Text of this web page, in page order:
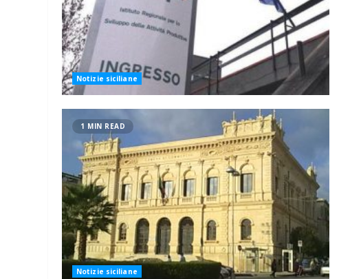
Notizie siciliane
1 MIN READ
Notizie siciliane